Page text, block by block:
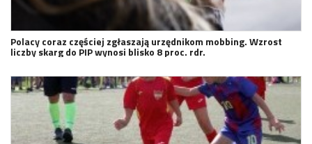
Polacy coraz częściej zgłaszają urzędnikom mobbing. Wzrost
liczby skarg do PIP wynosi blisko 8 proc. rdr.